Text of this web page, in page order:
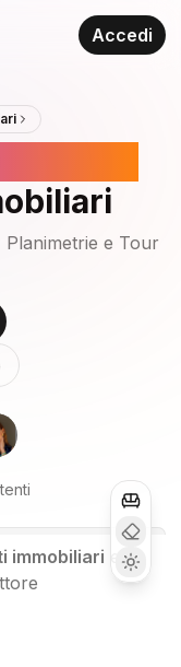
Accedi
Planimetrie e Tour
immobiliari